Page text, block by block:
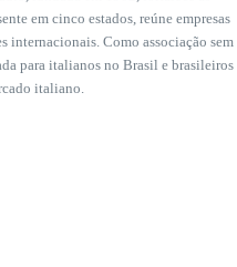
em cinco estados, reúne empresas
internacionais. Como associação sem
para italianos no Brasil e brasileiros
italiano.